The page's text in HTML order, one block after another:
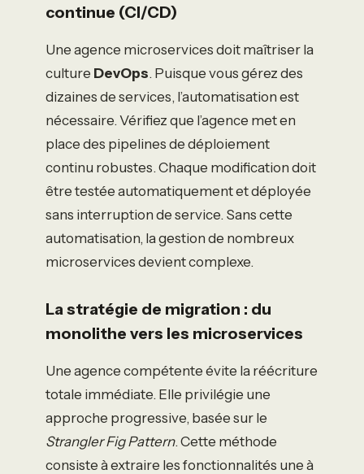
continue (CI/CD)
Une agence microservices doit maîtriser la
culture DevOps. Puisque vous gérez des
dizaines de services, l’automatisation est
nécessaire. Vérifiez que l’agence met en
place des pipelines de déploiement
continu robustes. Chaque modification doit
être testée automatiquement et déployée
sans interruption de service. Sans cette
automatisation, la gestion de nombreux
microservices devient complexe.
La stratégie de migration : du
monolithe vers les microservices
Une agence compétente évite la réécriture
totale immédiate. Elle privilégie une
approche progressive, basée sur le
Strangler Fig Pattern. Cette méthode
consiste à extraire les fonctionnalités une à